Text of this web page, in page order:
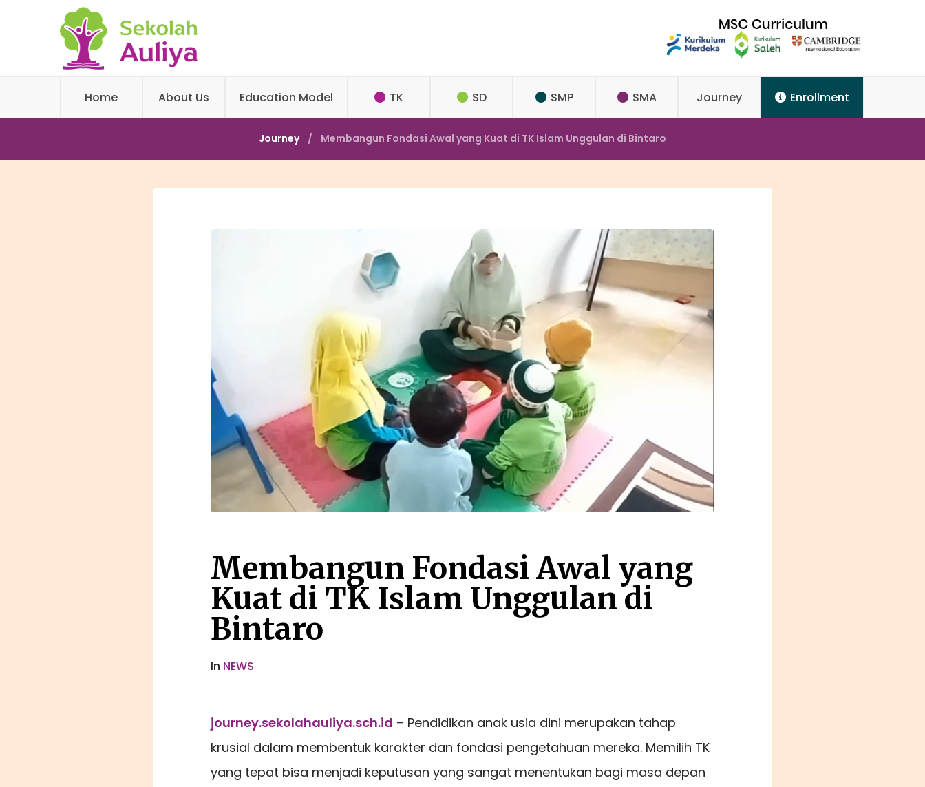
Home About Us Education Model TK SD SMP SMA Journey Enrollment
Journey Membangun Fondasi Awal yang Kuat di TK Islam Unggulan di Bintaro
Membangun Fondasi Awal yang
Kuat di TK Islam Unggulan di
Bintaro
In NEWS
journey.sekolahauliya.sch.id – Pendidikan anak usia dini merupakan tahap
krusial dalam membentuk karakter dan fondasi pengetahuan mereka. Memilih TK
yang tepat bisa menjadi keputusan yang sangat menentukan bagi masa depan